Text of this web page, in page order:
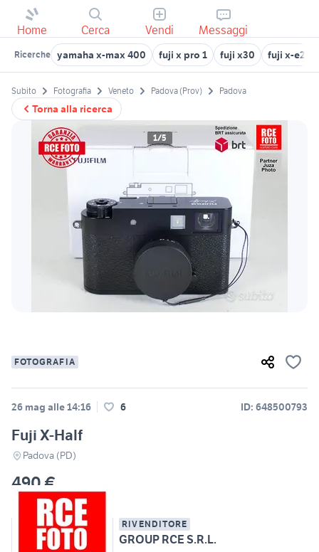
Home Cerca Vendi Messaggi
Ricerche yamaha x-max 400 fuji x pro 1 fuji x30 fuji x-e2
Torna alla ricerca
Subito Fotografia Veneto Padova (Prov) Padova
1/5
FOTOGRAFIA
26 mag alle 14:16 6 ID: 648500793
Fuji X-Half
Padova (PD)
490 €
RIVENDITORE
GROUP RCE S.R.L.